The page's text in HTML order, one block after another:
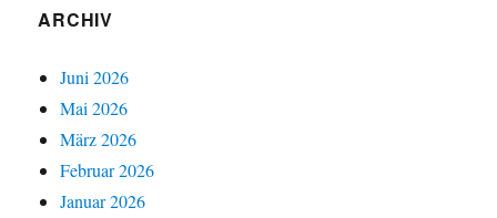
ARCHIV
Juni 2026
Mai 2026
März 2026
Februar 2026
Januar 2026